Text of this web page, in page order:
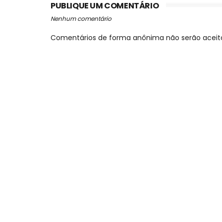
PUBLIQUE UM COMENTÁRIO
Nenhum comentário
Comentários de forma anônima não serão